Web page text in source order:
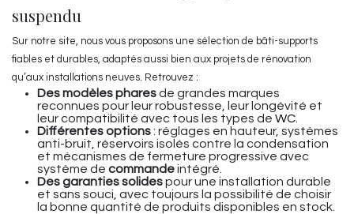
suspendu
Sur notre site, nous vous proposons une sélection de bâti-supports
fiables et durables, adaptés aussi bien aux projets de rénovation
qu’aux installations neuves. Retrouvez :
Des modèles pharesde grandes marques
reconnues pour leur robustesse, leur longévité et
leur compatibilité avec tous les types de WC
Différentes options: réglages en hauteur, systèmes
anti-bruit, réservoirs isolés contre la condensation
et mécanismes de fermeture progressive avec
système de commandeintégré.
Des garanties solidespour une installation durable
et sans souci, avec toujours la possibilité de choisir
la bonne quantité de produits disponibles en stock.